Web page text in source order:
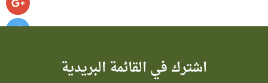
اشترك في القائمة البريدية